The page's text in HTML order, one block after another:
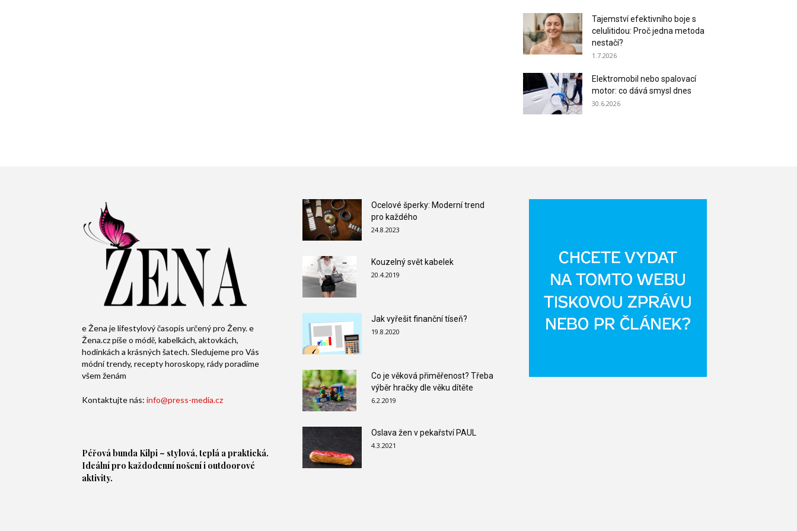
Tajemství efektivního boje s
celulitidou: Proč jedna metoda
nestačí?
1.7.2026
Elektromobil nebo spalovací
motor: co dává smysl dnes
30.6.2026
e Žena je lifestylový časopis určený pro Ženy. e
Žena.cz píše o módě, kabelkách, aktovkách,
hodinkách a krásných šatech. Sledujeme pro Vás
módní trendy, recepty horoskopy, rády poradíme
všem ženám
Kontaktujte nás: info@press-media.cz
Péřová bunda Kilpi – stylová, teplá a praktická.
Ideální pro každodenní nošení i outdoorové
aktivity.
Ocelové šperky: Moderní trend
pro každého
24.8.2023
Kouzelný svět kabelek
20.4.2019
Jak vyřešit finanční tíseň?
19.8.2020
Co je věková přiměřenost? Třeba
výběr hračky dle věku dítěte
6.2.2019
Oslava žen v pekařství PAUL
4.3.2021